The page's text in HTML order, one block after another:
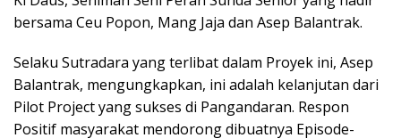
bersama Ceu Popon, Mang Jaja dan Asep Balantrak.
Selaku Sutradara yang terlibat dalam Proyek ini, Asep
Balantrak, mengungkapkan, ini adalah kelanjutan dari
Pilot Project yang sukses di Pangandaran. Respon
Positif masyarakat mendorong dibuatnya Episode-